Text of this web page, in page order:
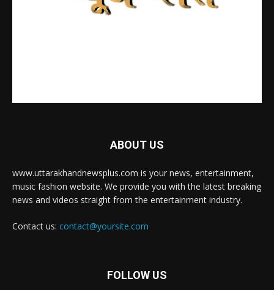
ABOUT US
www.uttarakhandnewsplus.com is your news, entertainment,
music fashion website. We provide you with the latest breaking
news and videos straight from the entertainment industry.
Contact us: contact@yoursite.com
FOLLOW US